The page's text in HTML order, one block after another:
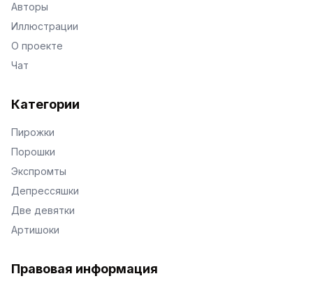
Авторы
Иллюстрации
О проекте
Чат
Категории
Пирожки
Порошки
Экспромты
Депрессяшки
Две девятки
Артишоки
Правовая информация